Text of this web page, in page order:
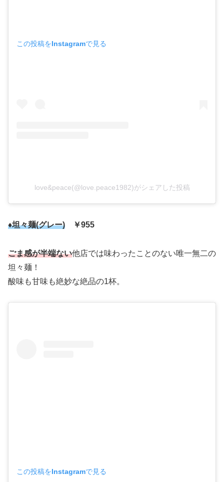
この投稿をInstagramで見る
love&peace(@love.peace1982)がシェアした投稿
♦坦々麺(グレー) ￥955
ごま感が半端ない他店では味わったことのない唯一無二の
坦々麺！
酸味も甘味も絶妙な絶品の1杯。
この投稿をInstagramで見る